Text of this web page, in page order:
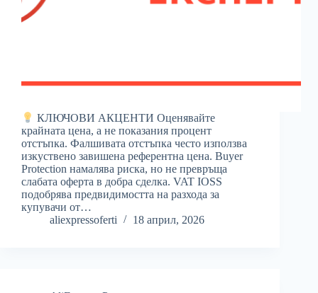
КЛЮЧОВИ АКЦЕНТИ Оценявайте
крайната цена, а не показания процент
отстъпка. Фалшивата отстъпка често използва
изкуствено завишена референтна цена. Buyer
Protection намалява риска, но не превръща
слабата оферта в добра сделка. VAT IOSS
подобрява предвидимостта на разхода за
купувачи от…
aliexpressoferti
18 април, 2026